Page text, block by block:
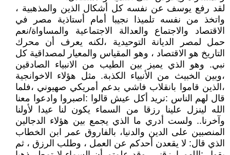
لقد رفع يوسف عن نفسه كل أشكال الذين والمذهبية ،
واتخذ من نفسه تلميذا نجيبا أمام أستاذية مصر في
الاقتصاد والاجتماع والعدالة الاجتماعية والمساواة/نعم
حمل لمصر الديانة التوحيدية ،لكنه يعرف أن محرك
التاريخ هو الاقتصاد ، وهو المقياس والمعيار لمصداقية كل
نبي. وهو الذي يميز بين الطيب من الانبياء الصادقين
،وبين الخبيث من الأنبياء الكذبة. مثل هؤلاء الاخوانجية
،الذين قاموا بانقلاب فاشي بدعم أمريكي صهيوني ،فلما
قال لهم الناس :نريد أكل عيش قالوا :اصبروا وادعوا معنا
الله لينزل علينا رزقا من السماء يكون لنا عيدا لأولنا
وآخرنا.. ولست أدري ما الذي يجمع بين هؤلاء الدجالين
المنصبين على الدين والدنيا، بالفاروق عمر ابن الخطاب
الذي قال: لا يقعدن أحدكم عن العمل ، وطلب الرزق ، ثم